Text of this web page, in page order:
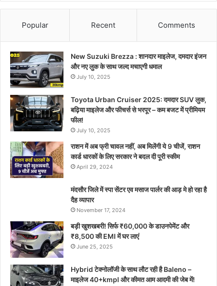
Popular Recent Comments
New Suzuki Brezza : शानदार माइलेज, दमदार इंजन
और नए लुक के साथ जल्द मचाएगी धमाल
July 10, 2025
Toyota Urban Cruiser 2025: दमदार SUV लुक,
बढ़िया माइलेज और फीचर्स से भरपूर – कम बजट में प्रीमियम
फील!
July 10, 2025
राशन में अब फ्री चावल नहीं, अब मिलेंगी ये 9 चीजें, राशन
कार्ड धारकों के लिए सरकार ने बदल दी पूरी स्कीम
April 29, 2024
मंदसौर जिले में स्पा सेंटर एव मसाज पार्लर की आड़ मे हो रहा है
दैह व्यापार
November 17, 2024
बड़ी खुशखबरी! सिर्फ ₹60,000 के डाउनपेमेंट और
₹8,500 की EMI में घर लाएं
June 25, 2025
Hybrid टेक्नोलॉजी के साथ लौट रही है Baleno –
माइलेज 40+kmpl और कीमत आम आदमी की जेब में!